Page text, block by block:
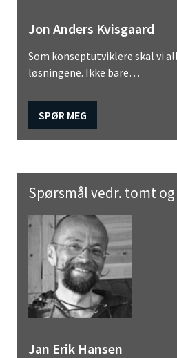
Jon Anders Kvisgaard
Som konseptutviklere skal vi
løsningene. Ikke bare…
SPØR MEG
Spørsmål vedr. tomt
Jan Erik Hansen